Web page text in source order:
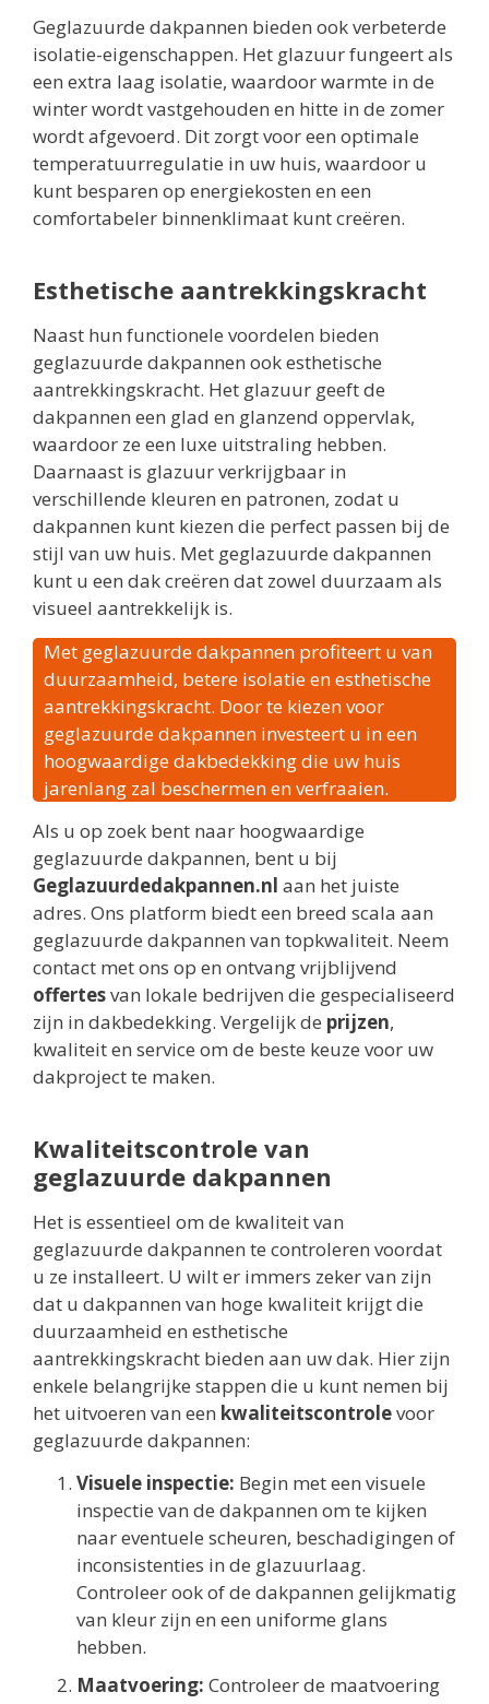
Geglazuurde dakpannen bieden ook verbeterde
isolatie-eigenschappen. Het glazuur fungeert als
een extra laag isolatie, waardoor warmte in de
winter wordt vastgehouden en hitte in de zomer
wordt afgevoerd. Dit zorgt voor een optimale
temperatuurregulatie in uw huis, waardoor u
kunt besparen op energiekosten en een
comfortabeler binnenklimaat kunt creëren.
Esthetische aantrekkingskracht
Naast hun functionele voordelen bieden
geglazuurde dakpannen ook esthetische
aantrekkingskracht. Het glazuur geeft de
dakpannen een glad en glanzend oppervlak,
waardoor ze een luxe uitstraling hebben.
Daarnaast is glazuur verkrijgbaar in
verschillende kleuren en patronen, zodat u
dakpannen kunt kiezen die perfect passen bij de
stijl van uw huis. Met geglazuurde dakpannen
kunt u een dak creëren dat zowel duurzaam als
visueel aantrekkelijk is.
Met geglazuurde dakpannen profiteert u van
duurzaamheid, betere isolatie en esthetische
aantrekkingskracht. Door te kiezen voor
geglazuurde dakpannen investeert u in een
hoogwaardige dakbedekking die uw huis
jarenlang zal beschermen en verfraaien.
Als u op zoek bent naar hoogwaardige
geglazuurde dakpannen, bent u bij
Geglazuurdedakpannen.nl aan het juiste
adres. Ons platform biedt een breed scala aan
geglazuurde dakpannen van topkwaliteit. Neem
contact met ons op en ontvang vrijblijvend
offertesvan lokale bedrijven die gespecialiseerd
zijn in dakbedekking. Vergelijk de prijzen,
kwaliteit en service om de beste keuze voor uw
dakproject te maken.
Kwaliteitscontrole van
geglazuurde dakpannen
Het is essentieel om de kwaliteit van
geglazuurde dakpannen te controleren voordat
u ze installeert. U wilt er immers zeker van zijn
dat u dakpannen van hoge kwaliteit krijgt die
duurzaamheid en esthetische
aantrekkingskracht bieden aan uw dak. Hier zijn
enkele belangrijke stappen die u kunt nemen bij
het uitvoeren van een kwaliteitscontrolevoor
geglazuurde dakpannen:
Visuele inspectie: Begin met een visuele
inspectie van de dakpannen om te kijken
naar eventuele scheuren, beschadigingen of
inconsistenties in de glazuurlaag.
Controleer ook of de dakpannen gelijkmatig
van kleur zijn en een uniforme glans
hebben.
Maatvoering: Controleer de maatvoering